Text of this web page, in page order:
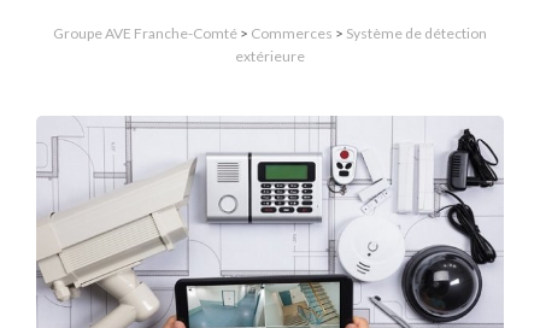
Groupe AVE Franche-Comté > Commerces > Système de détection
extérieure